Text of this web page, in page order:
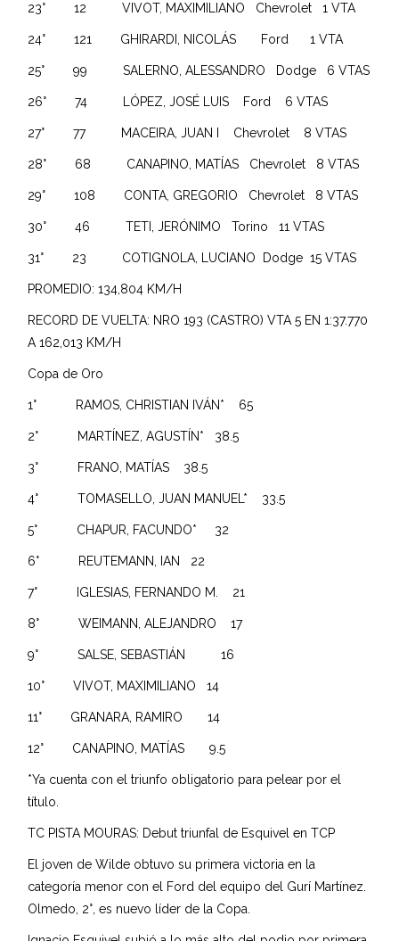
23° 12 VIVOT, MAXIMILIANO Chevrolet 1 VTA
24° 121 GHIRARDI, NICOLÁS Ford 1 VTA
25° 99 SALERNO, ALESSANDRO Dodge 6 VTAS
26° 74 LÓPEZ, JOSÉ LUIS Ford 6 VTAS
27° 77 MACEIRA, JUAN I Chevrolet 8 VTAS
28° 68 CANAPINO, MATÍAS Chevrolet 8 VTAS
29° 108 CONTA, GREGORIO Chevrolet 8 VTAS
30° 46 TETI, JERÓNIMO Torino 11 VTAS
31° 23 COTIGNOLA, LUCIANO Dodge 15 VTAS
PROMEDIO: 134,804 KM/H
RECORD DE VUELTA: NRO 193 (CASTRO) VTA 5 EN 1:37.770
A 162,013 KM/H
Copa de Oro
1° RAMOS, CHRISTIAN IVÁN* 65
2° MARTÍNEZ, AGUSTÍN* 38.5
3° FRANO, MATÍAS 38.5
4° TOMASELLO, JUAN MANUEL* 33.5
5° CHAPUR, FACUNDO* 32
6° REUTEMANN, IAN 22
7° IGLESIAS, FERNANDO M. 21
8° WEIMANN, ALEJANDRO 17
9° SALSE, SEBASTIÁN 16
10° VIVOT, MAXIMILIANO 14
11° GRANARA, RAMIRO 14
12° CANAPINO, MATÍAS 9.5
*Ya cuenta con el triunfo obligatorio para pelear por el
título.
TC PISTA MOURAS: Debut triunfal de Esquivel en TCP
El joven de Wilde obtuvo su primera victoria en la
categoría menor con el Ford del equipo del Gurí Martínez.
Olmedo, 2°, es nuevo líder de la Copa.